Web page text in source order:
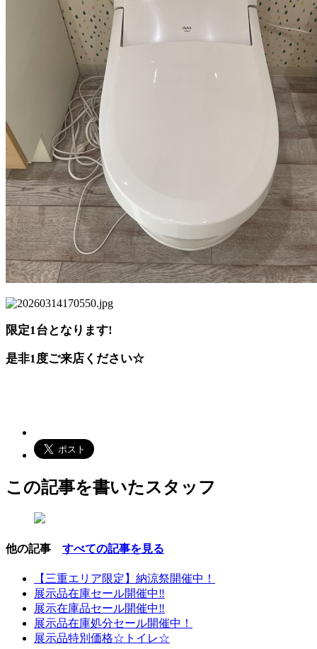
限定1台となります!
是非1度ご来店ください☆
この記事を書いたスタッフ
他の記事 すべての記事を見る
【三重エリア限定】納涼祭開催中！
展示品在庫セール開催中‼
展示在庫品セール開催中‼
展示品在庫処分セール開催中！
展示品特別価格☆トイレ☆